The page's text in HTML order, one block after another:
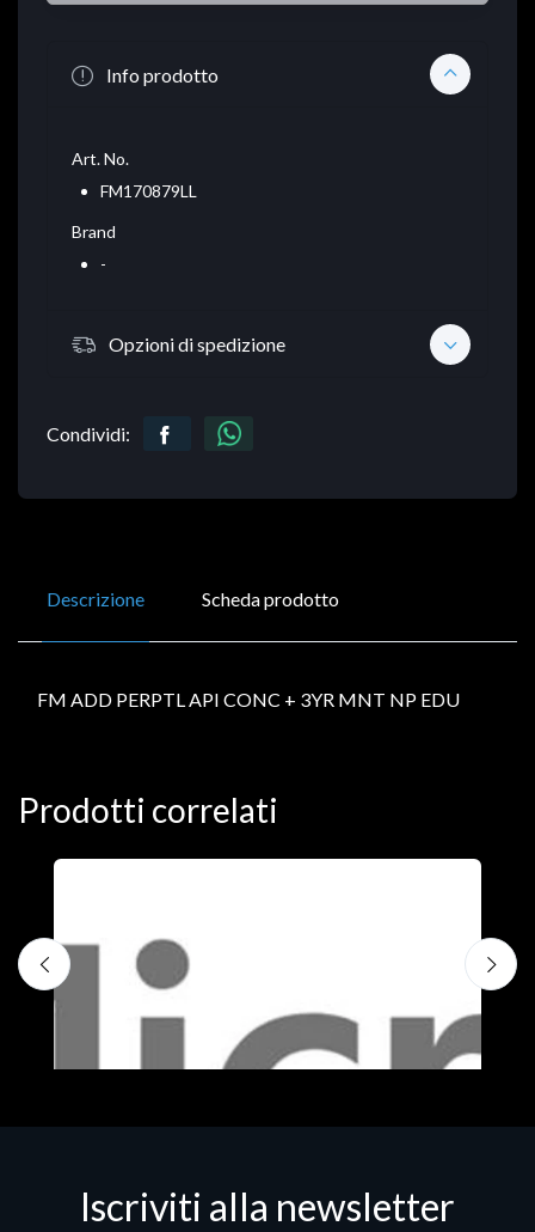
Info prodotto
Art. No.
FM170879LL
Brand
-
Opzioni di spedizione
Condividi:
Descrizione Scheda prodotto
FM ADD PERPTL API CONC + 3YR MNT NP EDU
Prodotti correlati
Iscriviti alla newsletter